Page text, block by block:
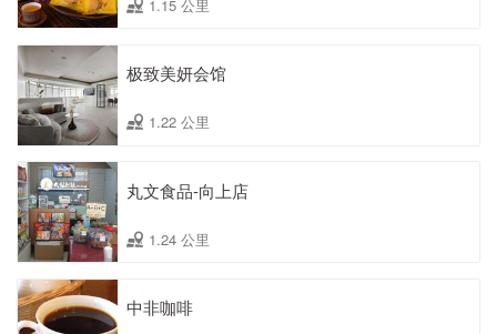
1.15 公里
极致美妍会馆
1.22 公里
丸文食品-向上店
1.24 公里
中非咖啡